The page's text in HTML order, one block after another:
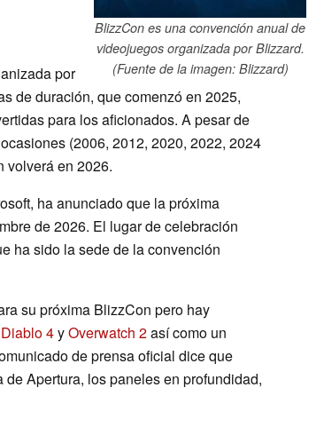
BlizzCon es una convención anual de
videojuegos organizada por Blizzard.
(Fuente de la imagen: Blizzard)
por
de duración, que comenzó en 2025,
para los aficionados. A pesar de
(2006, 2012, 2020, 2022, 2024
volverá en 2026.
ha anunciado que la próxima
de 2026. El lugar de celebración
ha sido la sede de la convención
su próxima BlizzCon pero hay
Diablo 4yOverwatch 2así como un
de prensa oficial dice que
Apertura, los paneles en profundidad,